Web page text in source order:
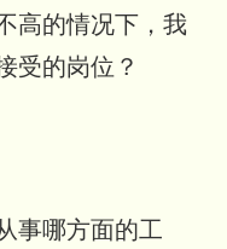
高的情况下，我
受的岗位？
事哪方面的工